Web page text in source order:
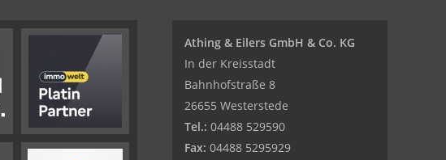
Athing & Eilers GmbH & Co. KG
In der Kreisstadt
Bahnhofstraße 8
26655 Westerstede
Tel.: 04488 529590
Fax: 04488 5295929